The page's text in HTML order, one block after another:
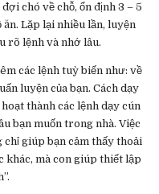
chó về chỗ, ổn định 3 – 5
Lặp lại nhiều lần, luyện
rõ lệnh và nhớ lâu.
các lệnh tuỳ biến như: về
luyện của bạn. Cách dạy
thành các lệnh dạy cún
bạn muốn trong nhà. Việc
chỉ giúp bạn cảm thấy thoải
khác, mà con giúp thiết lập